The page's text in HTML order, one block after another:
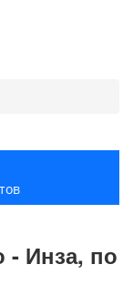
Инза, по